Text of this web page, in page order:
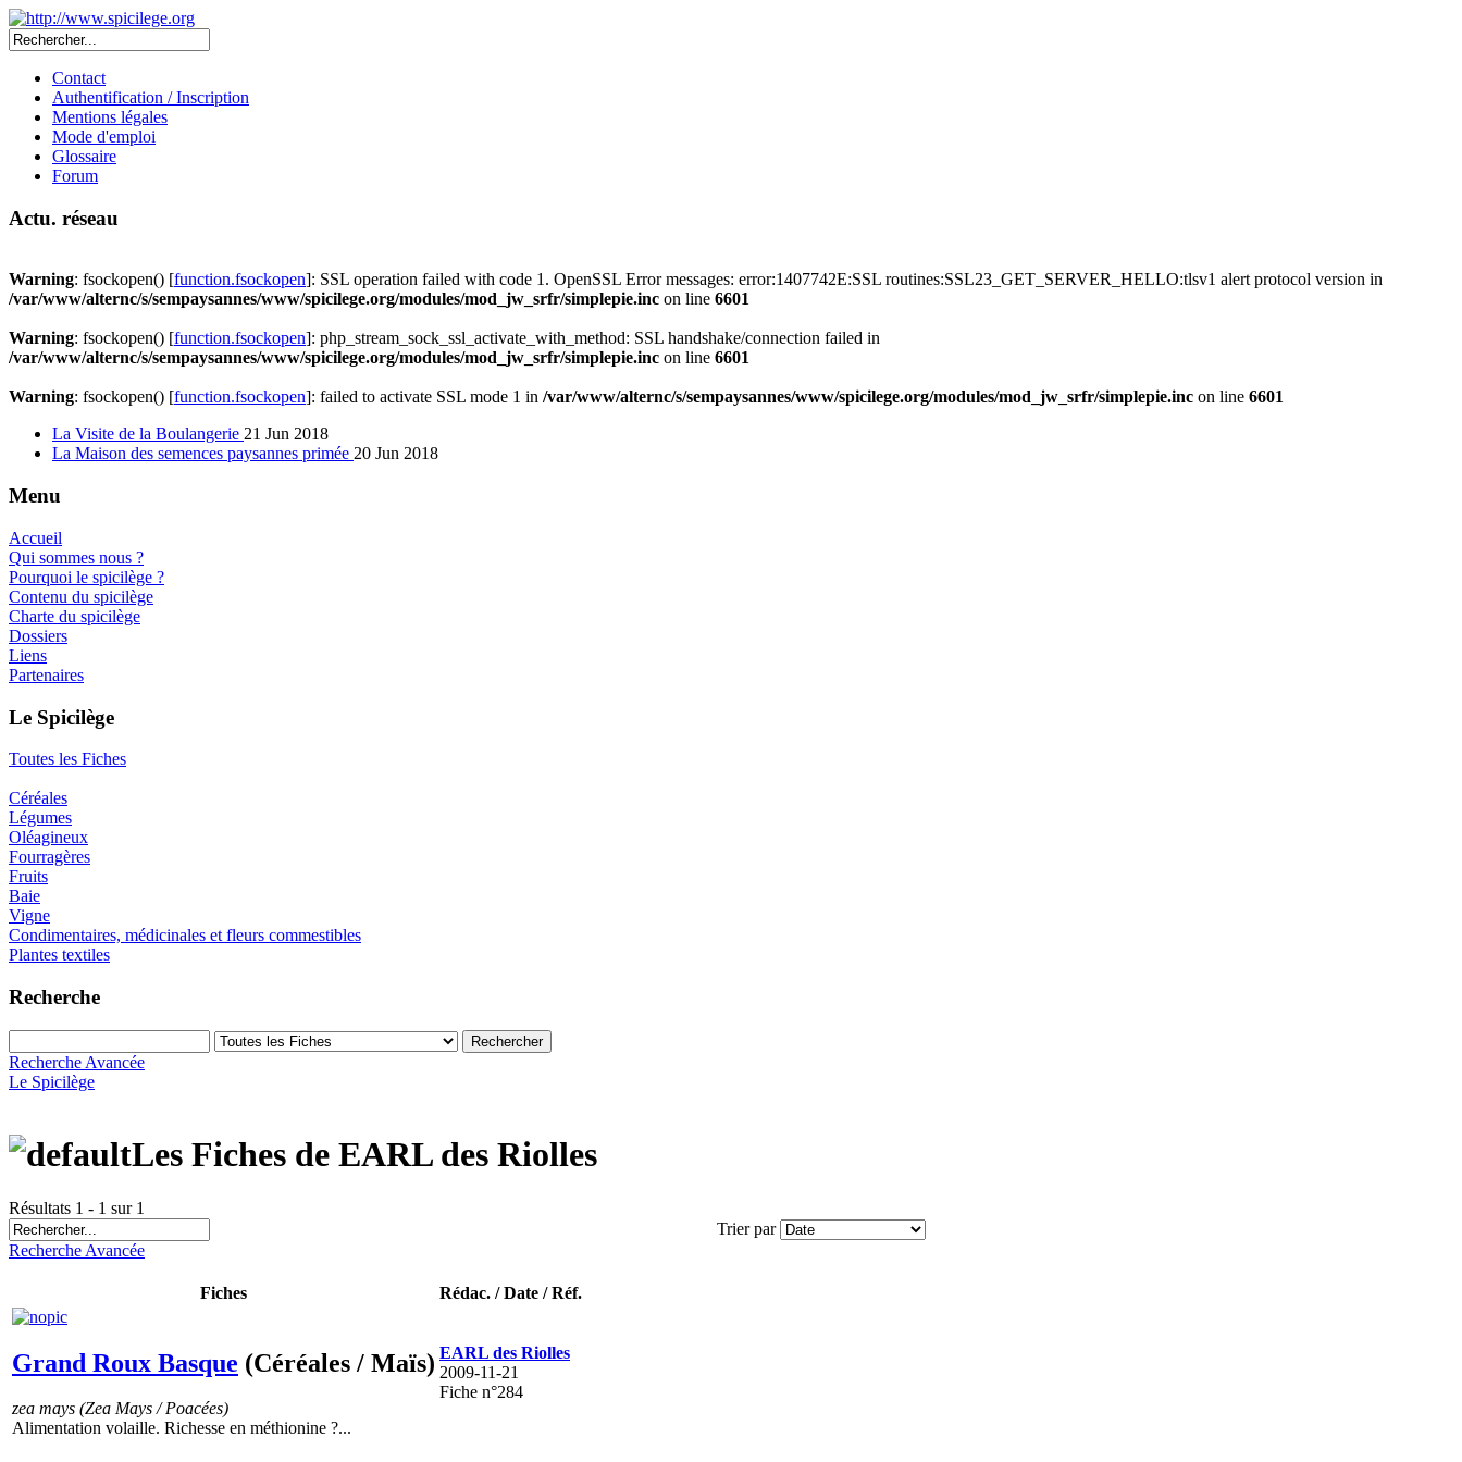
Contact
Authentification / Inscription
Mentions légales
Mode d'emploi
Glossaire
Forum
Actu. réseau
Warning: fsockopen() [function.fsockopen]: SSL operation failed with code 1. OpenSSL Error messages: error:1407742E:SSL routines:SSL23_GET_SERVER_HELLO:tlsv1 alert protocol version in
/var/www/alternc/s/sempaysannes/www/spicilege.org/modules/mod_jw_srfr/simplepie.inc on line 6601
Warning: fsockopen() [function.fsockopen]: php_stream_sock_ssl_activate_with_method: SSL handshake/connection failed in
/var/www/alternc/s/sempaysannes/www/spicilege.org/modules/mod_jw_srfr/simplepie.inc on line 6601
Warning: fsockopen() [function.fsockopen]: failed to activate SSL mode 1 in /var/www/alternc/s/sempaysannes/www/spicilege.org/modules/mod_jw_srfr/simplepie.inc on line 6601
La Visite de la Boulangerie 21 Jun 2018
La Maison des semences paysannes primée 20 Jun 2018
Menu
Accueil
Qui sommes nous ?
Pourquoi le spicilège ?
Contenu du spicilège
Charte du spicilège
Dossiers
Liens
Partenaires
Le Spicilège
Toutes les Fiches
Céréales
Légumes
Oléagineux
Fourragères
Fruits
Baie
Vigne
Condimentaires, médicinales et fleurs commestibles
Plantes textiles
Recherche
Recherche Avancée
Le Spicilège
Les Fiches de EARL des Riolles
Résultats 1 - 1 sur 1
Recherche Avancée
Trier par
Fiches Rédac. / Date / Réf.
Grand Roux Basque (Céréales / Maïs)
zea mays (Zea Mays / Poacées)
Alimentation volaille. Richesse en méthionine ?...
EARL des Riolles
2009-11-21
Fiche n°284